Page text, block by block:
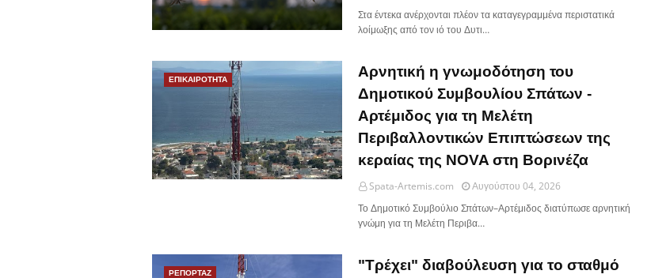
Στα έντεκα ανέρχονται πλέον τα καταγεγραμμένα περιστατικά
λοίμωξης από τον ιό του Δυτι…
ΕΠΙΚΑΙΡΟΤΗΤΑ
Αρνητική η γνωμοδότηση του
Δημοτικού Συμβουλίου Σπάτων -
Αρτέμιδος για τη Μελέτη
Περιβαλλοντικών Επιπτώσεων της
κεραίας της NOVA στη Βορινέζα
Spata-Artemis.com
Αυγούστου 04, 2026
Το Δημοτικό Συμβούλιο Σπάτων–Αρτέμιδος διατύπωσε αρνητική
γνώμη για τη Μελέτη Περιβα…
ΡΕΠΟΡΤΑΖ
"Τρέχει" διαβούλευση για τo σταθμό